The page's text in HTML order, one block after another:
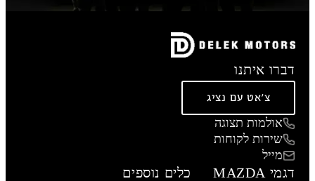
דברו איתנו
צ'אט עם נציג
אולמות תצוגה
שירות לקוחות
מייל
דגמי MAZDA כלים נוספים